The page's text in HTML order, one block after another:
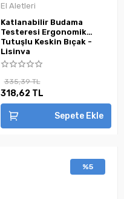
El Aletleri
Katlanabilir Budama
Testeresi Ergonomik
Tutuşlu Keskin Bıçak -
Lisinya
335,39 TL
318,62 TL
Sepete Ekle
%5